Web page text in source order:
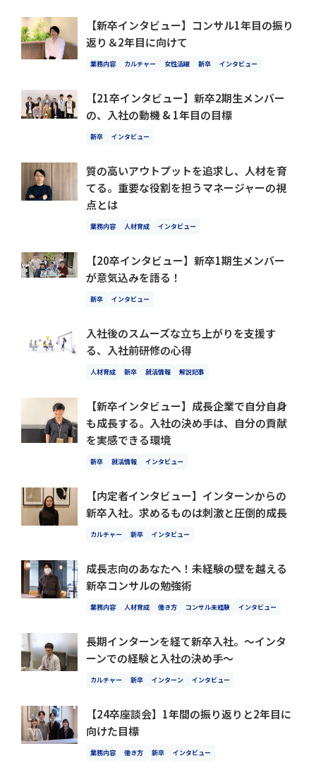
【新卒インタビュー】コンサル1年目の振り
返り＆2年目に向けて
業務内容 カルチャー 女性活躍 新卒 インタビュー
【21卒インタビュー】新卒2期生メンバー
の、入社の動機 & 1年目の目標
新卒 インタビュー
質の高いアウトプットを追求し、人材を育
てる。重要な役割を担うマネージャーの視
点とは
業務内容 人材育成 インタビュー
【20卒インタビュー】新卒1期生メンバー
が意気込みを語る！
新卒 インタビュー
入社後のスムーズな立ち上がりを支援す
る、入社前研修の心得
人材育成 新卒 就活情報 解説記事
【新卒インタビュー】成長企業で自分自身
も成長する。入社の決め手は、自分の貢献
を実感できる環境
新卒 就活情報 インタビュー
【内定者インタビュー】インターンからの
新卒入社。求めるものは刺激と圧倒的成長
カルチャー 新卒 インタビュー
成長志向のあなたへ！未経験の壁を越える
新卒コンサルの勉強術
業務内容 人材育成 働き方 コンサル未経験 インタビュー
長期インターンを経て新卒入社。～インタ
ーンでの経験と入社の決め手～
カルチャー 新卒 インターン インタビュー
【24卒座談会】1年間の振り返りと2年目に
向けた目標
業務内容 働き方 新卒 インタビュー